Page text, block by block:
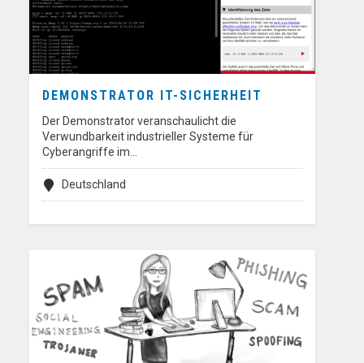
DEMONSTRATOR IT-SICHERHEIT
Der Demonstrator veranschaulicht die
Verwundbarkeit industrieller Systeme für
Cyberangriffe im…
Deutschland